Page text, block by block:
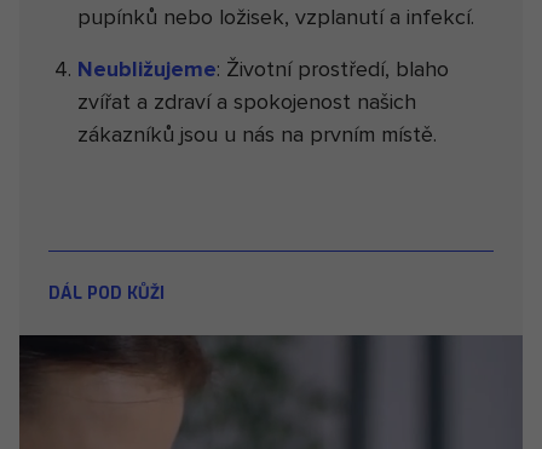
pupínků nebo ložisek, vzplanutí a infekcí.
Neubližujeme: Životní prostředí, blaho
zvířat a zdraví a spokojenost našich
zákazníků jsou u nás na prvním místě.
DÁL POD KŮŽI